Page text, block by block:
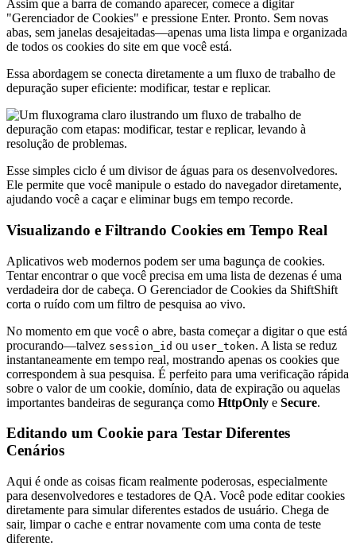
Assim que a barra de comando aparecer, comece a digitar
"Gerenciador de Cookies" e pressione Enter. Pronto. Sem novas
abas, sem janelas desajeitadas—apenas uma lista limpa e organizada
de todos os cookies do site em que você está.
Essa abordagem se conecta diretamente a um fluxo de trabalho de
depuração super eficiente: modificar, testar e replicar.
Esse simples ciclo é um divisor de águas para os desenvolvedores.
Ele permite que você manipule o estado do navegador diretamente,
ajudando você a caçar e eliminar bugs em tempo recorde.
Visualizando e Filtrando Cookies em Tempo Real
Aplicativos web modernos podem ser uma bagunça de cookies.
Tentar encontrar o que você precisa em uma lista de dezenas é uma
verdadeira dor de cabeça. O Gerenciador de Cookies da ShiftShift
corta o ruído com um filtro de pesquisa ao vivo.
No momento em que você o abre, basta começar a digitar o que está
procurando—talvez session_id ou user_token. A lista se reduz
instantaneamente em tempo real, mostrando apenas os cookies que
correspondem à sua pesquisa. É perfeito para uma verificação rápida
sobre o valor de um cookie, domínio, data de expiração ou aquelas
importantes bandeiras de segurança como HttpOnly e Secure.
Editando um Cookie para Testar Diferentes
Cenários
Aqui é onde as coisas ficam realmente poderosas, especialmente
para desenvolvedores e testadores de QA. Você pode editar cookies
diretamente para simular diferentes estados de usuário. Chega de
sair, limpar o cache e entrar novamente com uma conta de teste
diferente.